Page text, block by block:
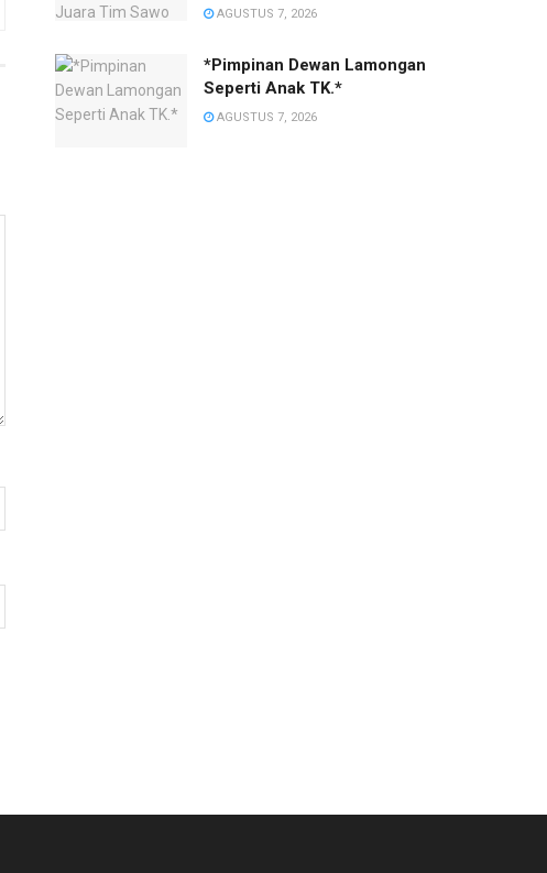
AGUSTUS 7, 2026
*Pimpinan Dewan Lamongan
Seperti Anak TK.*
AGUSTUS 7, 2026